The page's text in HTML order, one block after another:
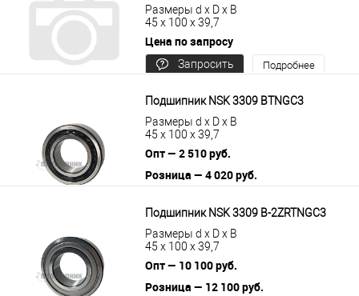
Размеры d x D x B
45 x 100 x 39,7
Цена по запросу
Запросить
Подробнее
Подшипник NSK 3309 BTNGC3
Размеры d x D x B
45 x 100 x 39,7
Опт — 2 510 руб.
Розница — 4 020 руб.
Подшипник NSK 3309 B-2ZRTNGC3
Размеры d x D x B
45 x 100 x 39,7
Опт — 10 100 руб.
Розница — 12 100 руб.